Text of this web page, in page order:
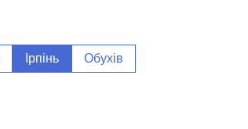
Ірпінь Обухів